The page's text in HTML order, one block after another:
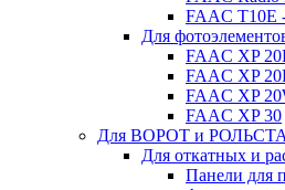
FAAC T10E
Для
FAAC XP
FAAC XP
FAAC XP
FAAC XP 30
Для ВОРОТ и
Для откатных и
Панели для